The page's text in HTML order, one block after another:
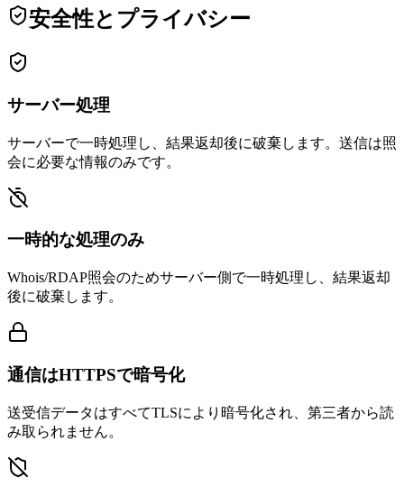
安全性とプライバシー
サーバー処理
サーバーで一時処理し、結果返却後に破棄します。送信は照
会に必要な情報のみです。
一時的な処理のみ
Whois/RDAP照会のためサーバー側で一時処理し、結果返却
後に破棄します。
通信はHTTPSで暗号化
送受信データはすべてTLSにより暗号化され、第三者から読
み取られません。